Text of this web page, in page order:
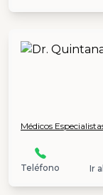
Médicos
Teléfono Ir